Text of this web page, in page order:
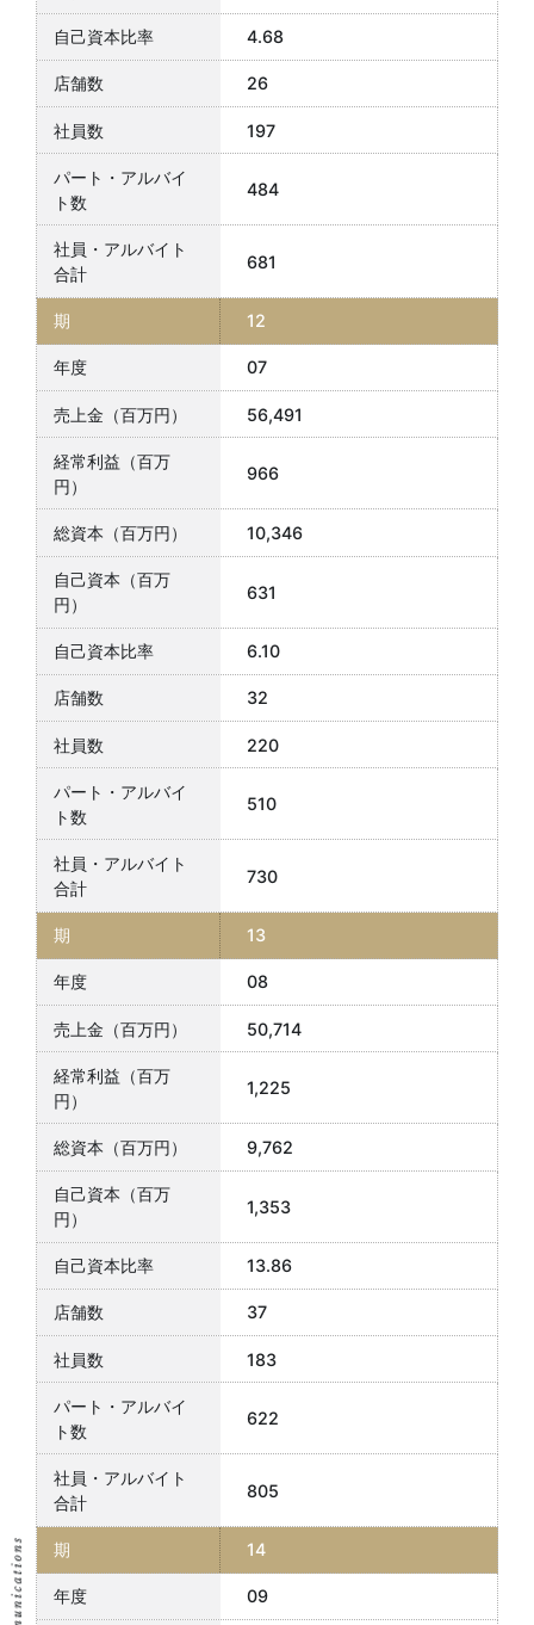
4.68
26
197
484
681
12
07
56,491
966
10,346
631
6.10
32
220
510
730
13
08
50,714
1,225
9,762
1,353
13.86
37
183
622
805
14
09